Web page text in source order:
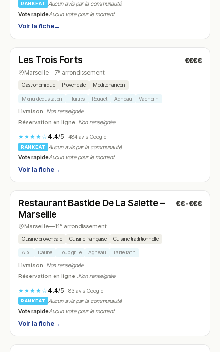
RANKEAT
Aucun avis par la communauté
Vote rapideAucun vote pour le moment
Voir la fiche→
N° 23
Les Trois Forts €€€€
Marseille—7ᵉ arrondissement
Gastronomique Provencale Mediterraneen
Menu degustation Huitres Rouget Agneau Vacherin
Livraison :Non renseignée
Réservation en ligne :Non renseignée
★★★★☆4.4/5· 484 avis Google
RANKEAT
Aucun avis par la communauté
Vote rapideAucun vote pour le moment
Voir la fiche→
N° 24
Restaurant Bastide De La Salette –
Marseille
€€-€€€
Marseille—11ᵉ arrondissement
Cuisine provençale Cuisine française Cuisine traditionnelle
Aïoli Daube Loup grillé Agneau Tarte tatin
Livraison :Non renseignée
Réservation en ligne :Non renseignée
★★★★☆4.4/5· 83 avis Google
RANKEAT
Aucun avis par la communauté
Vote rapideAucun vote pour le moment
Voir la fiche→